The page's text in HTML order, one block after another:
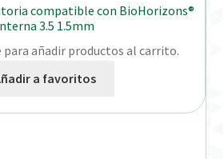
compatible con BioHorizons®
3.5 1.5mm
para añadir productos al carrito.
a favoritos